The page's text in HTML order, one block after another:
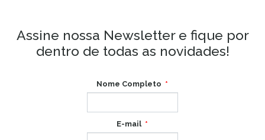
Assine nossa Newsletter e fique por
dentro de todas as novidades!
Nome Completo
E-mail